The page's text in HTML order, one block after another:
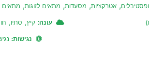
, אטרקציות, מסעדות, מתאים לזוגות, מתאים
עונה: קיץ, סתיו,
נגישות: